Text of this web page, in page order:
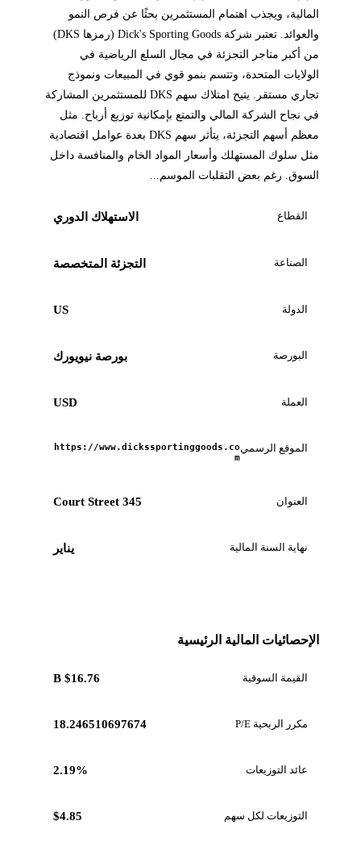
المالية، ويجذب اهتمام المستثمرين بحثًا عن فرص النمو
والعوائد. تعتبر شركة Dick's Sporting Goods (رمزها DKS)
من أكبر متاجر التجزئة في مجال السلع الرياضية في
الولايات المتحدة، وتتسم بنمو قوي في المبيعات ونموذج
تجاري مستقر. يتيح امتلاك سهم DKS للمستثمرين المشاركة
في نجاح الشركة المالي والتمتع بإمكانية توزيع أرباح. مثل
معظم أسهم التجزئة، يتأثر سهم DKS بعدة عوامل اقتصادية
مثل سلوك المستهلك وأسعار المواد الخام والمنافسة داخل
السوق. رغم بعض التقلبات الموسم...
القطاع الاستهلاك الدوري
الصناعة التجزئة المتخصصة
الدولة US
البورصة بورصة نيويورك
العملة USD
الموقع الرسمي https://www.dickssportinggoods.co
m
العنوان 345 Court Street
نهاية السنة المالية يناير
الإحصائيات المالية الرئيسية
القيمة السوقية $16.76 B
مكرر الربحية P/E 18.246510697674
عائد التوزيعات 2.19%
التوزيعات لكل سهم $4.85